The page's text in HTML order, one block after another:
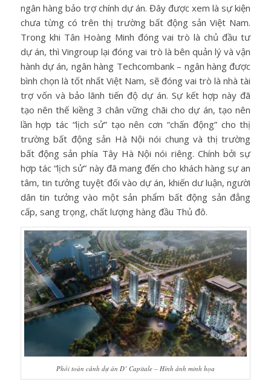
ngân hàng bảo trợ chính dự án. Đây được xem là sự kiện
chưa từng có trên thị trường bất động sản Việt Nam.
Trong khi Tân Hoàng Minh đóng vai trò là chủ đầu tư
dự án, thì Vingroup lại đóng vai trò là bên quản lý và vận
hành dự án, ngân hàng Techcombank – ngân hàng được
bình chọn là tốt nhất Việt Nam, sẽ đóng vai trò là nhà tài
trợ vốn và bảo lãnh tiến độ dự án. Sự kết hợp này đã
tạo nên thế kiềng 3 chân vững chãi cho dự án, tạo nên
lần hợp tác “lịch sử” tạo nên cơn “chấn động” cho thị
trường bất động sản Hà Nội nói chung và thị trường
bất động sản phía Tây Hà Nội nói riêng. Chính bởi sự
hợp tác “lịch sử” này đã mang đến cho khách hàng sự an
tâm, tin tưởng tuyệt đối vào dự án, khiến dư luận, người
dân tin tưởng vào một sản phẩm bất động sản đẳng
cấp, sang trọng, chất lượng hàng đầu Thủ đô.
Phối toàn cảnh dự án D’ Capitale – Hình ảnh minh họa